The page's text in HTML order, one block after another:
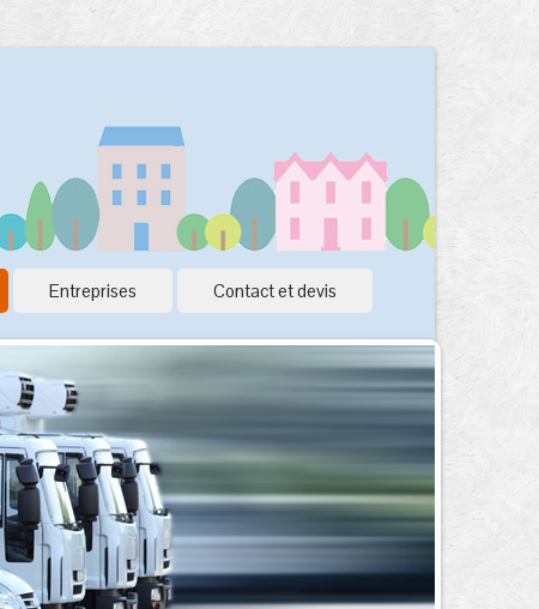
Entreprises Contact et devis